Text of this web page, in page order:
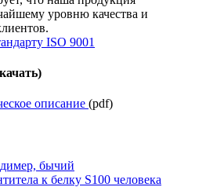
уровню качества и
описание (pdf)
бычий
к белку S100 человека